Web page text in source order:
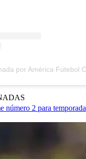
número 2 para temporada